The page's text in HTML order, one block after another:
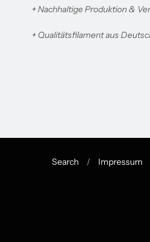
+Nachhaltige Produktion &
+ Qualitätsfilament aus
Search / Impressum